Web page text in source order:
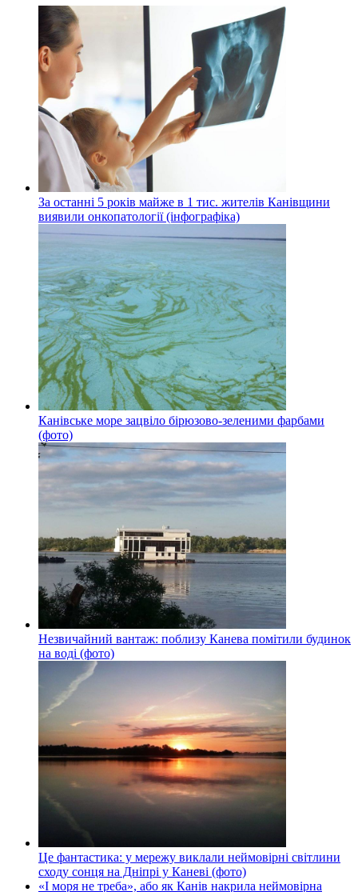
За останні 5 років майже в 1 тис. жителів Канівщини
виявили онкопатології (інфографіка)
Канівське море зацвіло бірюзово-зеленими фарбами
(фото)
Незвичайний вантаж: поблизу Канева помітили будинок
на воді (фото)
Це фантастика: у мережу виклали неймовірні світлини
сходу сонця на Дніпрі у Каневі (фото)
«І моря не треба», або як Канів накрила неймовірна